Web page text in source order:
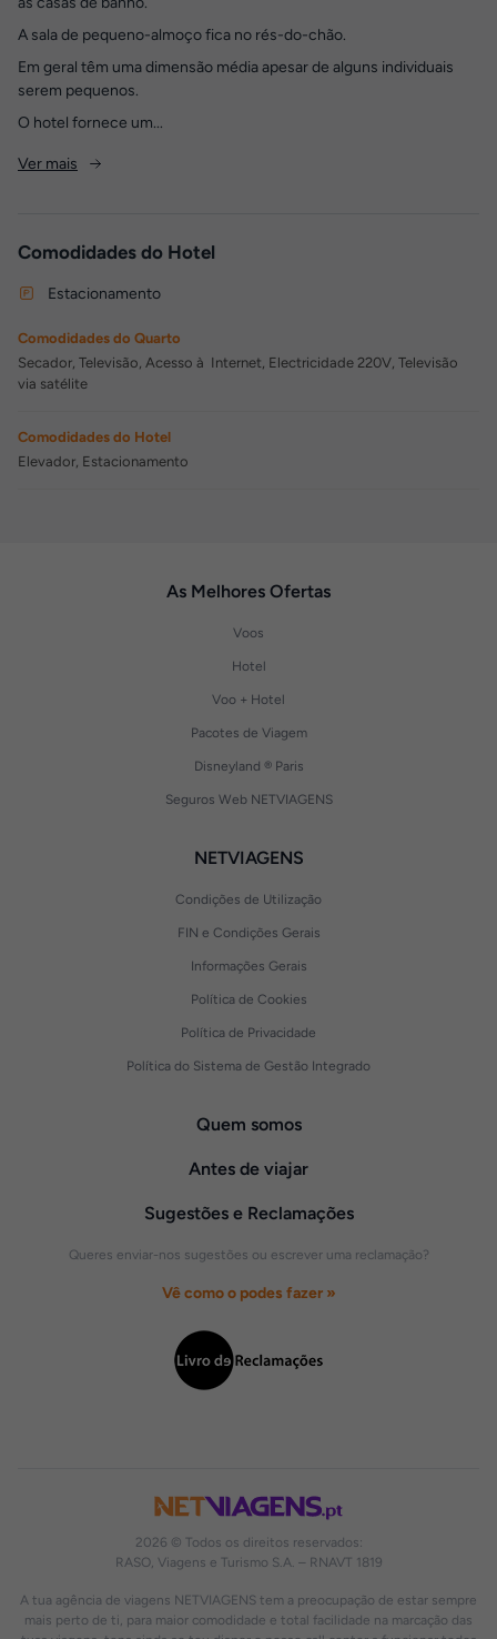
A sala de pequeno-almoço fica no rés-do-chão.
Em geral têm uma dimensão média apesar de alguns individuais
serem pequenos.
O hotel fornece um...
Ver mais
Comodidades do Hotel
Estacionamento
Comodidades do Quarto
Secador, Televisão, Acesso à Internet, Electricidade 220V, Televisão
via satélite
Comodidades do Hotel
Elevador, Estacionamento
2026 © Todos os direitos reservados:
RASO, Viagens e Turismo S.A. – RNAVT 1819
A tua agência de viagens NETVIAGENS tem a preocupação de estar sempre
mais perto de ti, para maior comodidade e total facilidade na marcação das
As Melhores Ofertas
Voos
Hotel
Voo + Hotel
Pacotes de Viagem
Disneyland ® Paris
Seguros Web NETVIAGENS
NETVIAGENS
Condições de Utilização
FIN e Condições Gerais
Informações Gerais
Política de Cookies
Política de Privacidade
Política do Sistema de Gestão Integrado
Quem somos
Antes de viajar
Sugestões e Reclamações
Queres enviar-nos sugestões ou escrever uma reclamação?
Vê como o podes fazer »